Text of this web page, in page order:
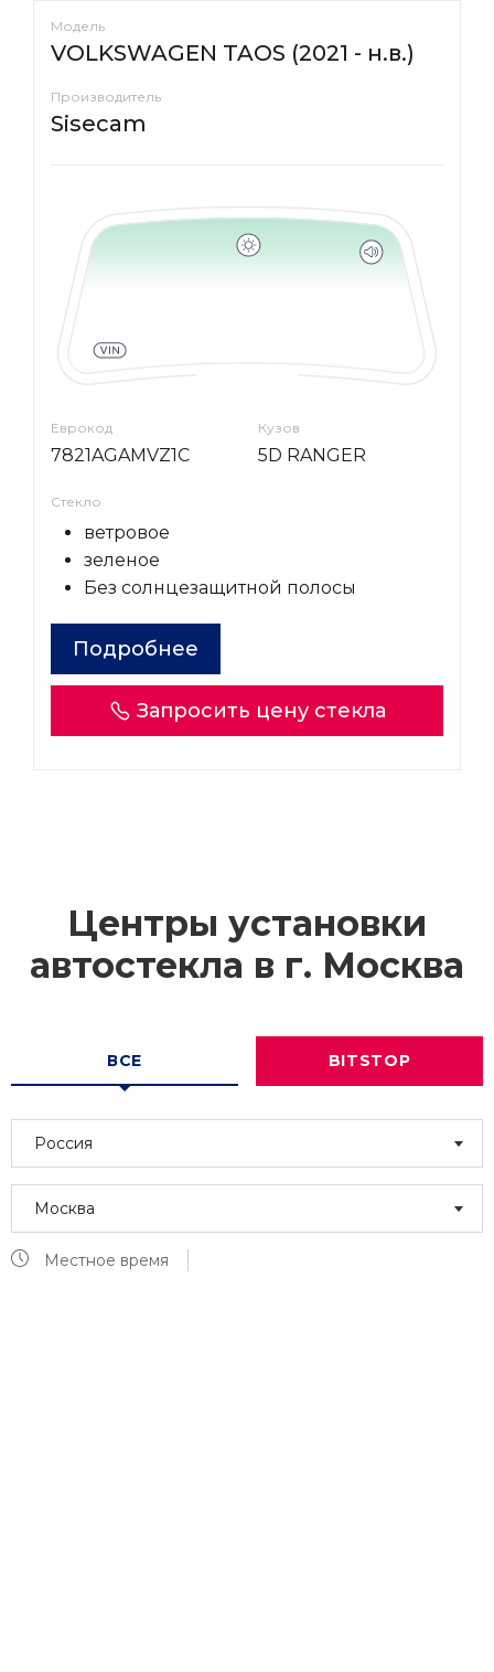
Модель
VOLKSWAGEN TAOS (2021 - н.в.)
Производитель
Sisecam
Еврокод
7821AGAMVZ1C
Кузов
5D RANGER
Стекло
ветровое
зеленое
Без солнцезащитной полосы
Подробнее
Запросить цену стекла
Центры установки
автостекла в г. Москва
ВСЕ BITSTOP
Россия
Москва
Местное время